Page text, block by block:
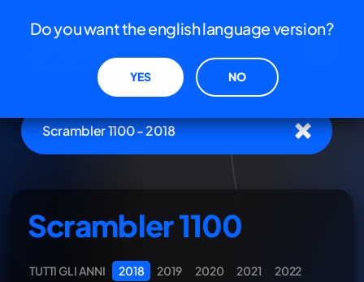
Scrambler 1100 - 2018
Scrambler 1100
TUTTI GLI ANNI 2018 2019 2020 2021
2022
Do you want the english language version?
YES NO